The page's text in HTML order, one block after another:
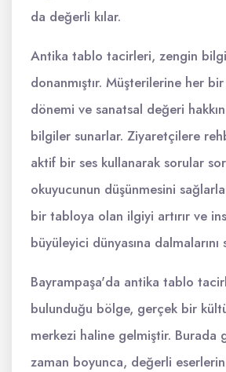
da değerli kılar.
Antika tablo tacirleri, zengin bilgi
donanmıştır. Müşterilerine her
dönemi ve sanatsal değeri
bilgiler sunarlar. Ziyaretçilere
aktif bir ses kullanarak sorular
okuyucunun düşünmesini
bir tabloya olan ilgiyi artırır ve
büyüleyici dünyasına dalmalarını
Bayrampaşa'da antika tablo
bulunduğu bölge, gerçek bir
merkezi haline gelmiştir. Burada
zaman boyunca, değerli eserlerin